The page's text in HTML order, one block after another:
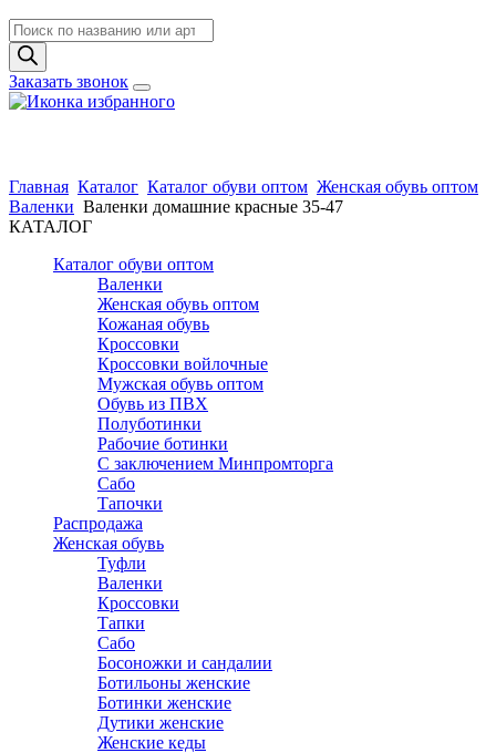
Поиск
товаров
Заказать звонок
Главная Каталог Каталог обуви оптом Женская обувь оптом
Валенки Валенки домашние красные 35-47
КАТАЛОГ
Каталог обуви оптом
Валенки
Женская обувь оптом
Кожаная обувь
Кроссовки
Кроссовки войлочные
Мужская обувь оптом
Обувь из ПВХ
Полуботинки
Рабочие ботинки
С заключением Минпромторга
Сабо
Тапочки
Распродажа
Женская обувь
Туфли
Валенки
Кроссовки
Тапки
Сабо
Босоножки и сандалии
Ботильоны женские
Ботинки женские
Дутики женские
Женские кеды